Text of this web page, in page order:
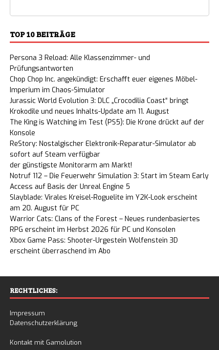
TOP 10 BEITRÄGE
Persona 3 Reload: Alle Klassenzimmer- und
Prüfungsantworten
Chop Chop Inc. angekündigt: Erschafft euer eigenes Möbel-
Imperium im Chaos-Simulator
Jurassic World Evolution 3: DLC „Crocodilia Coast“ bringt
Krokodile und neues Inhalts-Update am 11. August
The King is Watching im Test (PS5): Die Krone drückt auf der
Konsole
ReStory: Nostalgischer Elektronik-Reparatur-Simulator ab
sofort auf Steam verfügbar
der günstigste Monitorarm am Markt!
Notruf 112 – Die Feuerwehr Simulation 3: Start im Steam Early
Access auf Basis der Unreal Engine 5
Slayblade: Virales Kreisel-Roguelite im Y2K-Look erscheint
am 20. August für PC
Warrior Cats: Clans of the Forest – Neues rundenbasiertes
RPG erscheint im Herbst 2026 für PC und Konsolen
Xbox Game Pass: Shooter-Urgestein Wolfenstein 3D
erscheint überraschend im Abo
RECHTLICHES:
Impressum
Datenschutzerklärung
Kontakt mit Gamolution